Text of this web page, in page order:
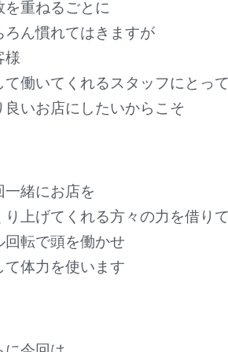
を重ねるごとに
ろん慣れてはきますが
様
て働いてくれるスタッフにとっ
良いお店にしたいからこそ
一緒にお店を
り上げてくれる方々の力を借り
回転で頭を働かせ
て体力を使います